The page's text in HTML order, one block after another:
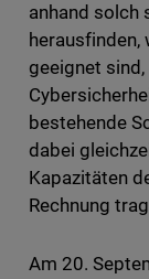
anhand solch
herausfinden,
geeignet
bestehende
dabei
Kapazitäten
Rechnung
Am 20.